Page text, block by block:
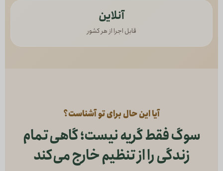
آنلاین
قابل اجرا از هر کشور
آیا این حال برای تو آشناست؟
سوگ فقط گریه نیست؛ گاهی تمام
زندگی را از تنظیم خارج می‌کند